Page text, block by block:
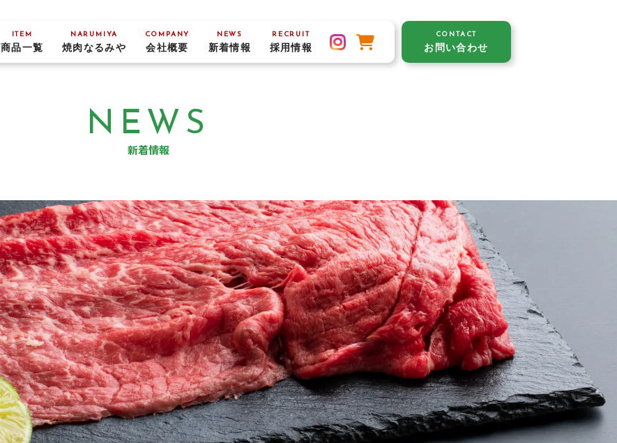
ITEM
商品一覧
NARUMIYA
焼肉なるみや
COMPANY
会社概要
NEWS
新着情報
RECRUIT
採用情報
CONTACT
お問い合わせ
NEWS
新着情報